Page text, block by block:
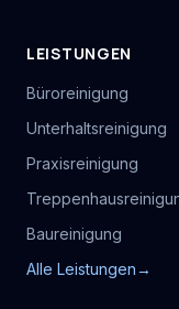
LEISTUNGEN
Büroreinigung
Unterhaltsreinigung
Praxisreinigung
Baureinigung
Alle Leistungen→